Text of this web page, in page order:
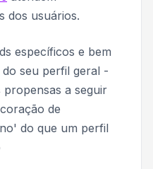
dos usuários.
específicos e bem
seu perfil geral -
propensas a seguir
de
do que um perfil